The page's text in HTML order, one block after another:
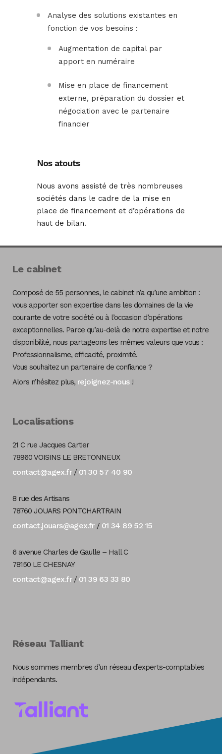
Analyse des solutions existantes en
fonction de vos besoins :
Augmentation de capital par
apport en numéraire
Mise en place de financement
externe, préparation du dossier et
négociation avec le partenaire
financier
Nos atouts
Nous avons assisté de très nombreuses
sociétés dans le cadre de la mise en
place de financement et d’opérations de
haut de bilan.
Le cabinet
Composé de 55 personnes, le cabinet n’a qu’une ambition :
vous apporter son expertise dans les domaines de la vie
courante de votre société ou à l’occasion d’opérations
exceptionnelles. Parce qu’au-delà de notre expertise et notre
disponibilité, nous partageons les mêmes valeurs que vous :
Professionnalisme, efficacité, proximité.
Vous souhaitez un partenaire de confiance ?
Alors n’hésitez plus, rejoignez-nous!
Localisations
21 C rue Jacques Cartier
78960 VOISINS LE BRETONNEUX
contact@agex.fr/ 01 30 57 40 90
8 rue des Artisans
78760 JOUARS PONTCHARTRAIN
contact.jouars@agex.fr/ 01 34 89 52 15
6 avenue Charles de Gaulle – Hall C
78150 LE CHESNAY
contact@agex.fr/ 01 39 63 33 80
Réseau Talliant
Nous sommes membres d’un réseau d’experts-comptables
indépendants.